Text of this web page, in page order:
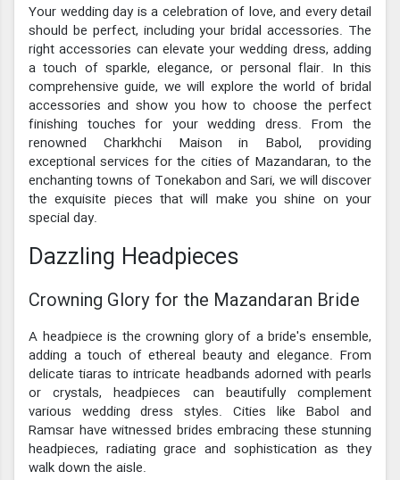
Your wedding day is a celebration of love, and every detail
should be perfect, including your bridal accessories. The
right accessories can elevate your wedding dress, adding
a touch of sparkle, elegance, or personal flair. In this
comprehensive guide, we will explore the world of bridal
accessories and show you how to choose the perfect
finishing touches for your wedding dress. From the
renowned Charkhchi Maison in Babol, providing
exceptional services for the cities of Mazandaran, to the
enchanting towns of Tonekabon and Sari, we will discover
the exquisite pieces that will make you shine on your
special day.
Dazzling Headpieces
Crowning Glory for the Mazandaran Bride
A headpiece is the crowning glory of a bride's ensemble,
adding a touch of ethereal beauty and elegance. From
delicate tiaras to intricate headbands adorned with pearls
or crystals, headpieces can beautifully complement
various wedding dress styles. Cities like Babol and
Ramsar have witnessed brides embracing these stunning
headpieces, radiating grace and sophistication as they
walk down the aisle.